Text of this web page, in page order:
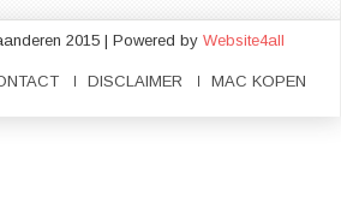
2015 | Powered by Website4all
DISCLAIMER MAC KOPEN